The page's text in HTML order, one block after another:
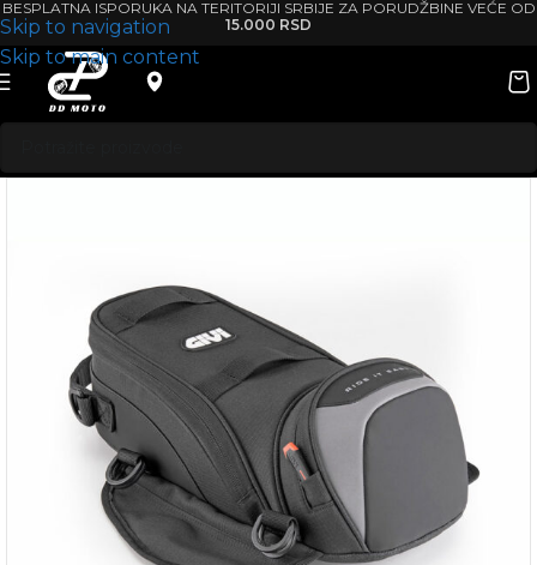
Skip to navigation
Skip to main content
BESPLATNA ISPORUKA NA TERITORIJI SRBIJE ZA PORUDŽBINE VEĆE OD
15.000 RSD